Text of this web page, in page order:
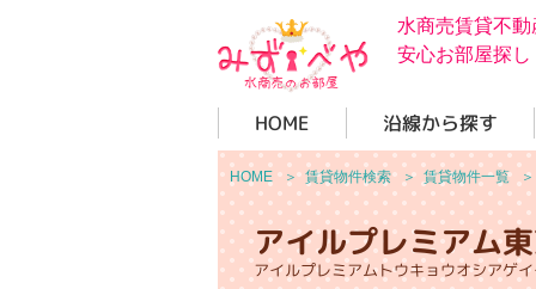
水商売賃貸不
安心お部屋探し
HOME 沿線から探す
HOME ＞ 賃貸物件検索 ＞ 賃貸物件一覧
アイルプレミアム
アイルプレミアムトウキョウオシアゲ